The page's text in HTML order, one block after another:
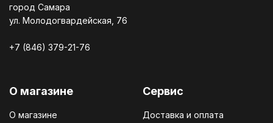
город Самара
ул. Молодогвардейская, 76
+7 (846) 379-21-76
О магазине
О магазине
Сервис
Доставка и оплата